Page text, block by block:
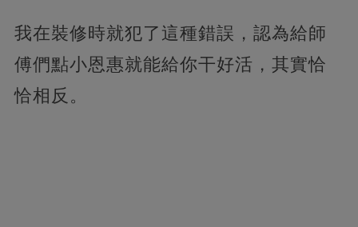
我在裝修時就犯了這種錯誤，認為給師
傅們點小恩惠就能給你干好活，其實恰
恰相反。